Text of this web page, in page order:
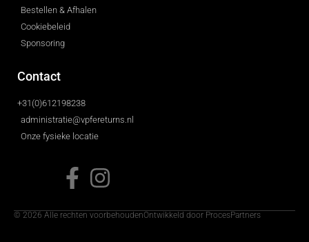
Bestellen & Afhalen
Cookiebeleid
Sponsoring
Contact
+31(0)612198238
administratie@vpfereturns.nl
Onze fysieke locatie
© 2026 Alle rechten voorbehoudenOntwikkeld door ProcesPartners